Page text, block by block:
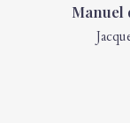
Manuel